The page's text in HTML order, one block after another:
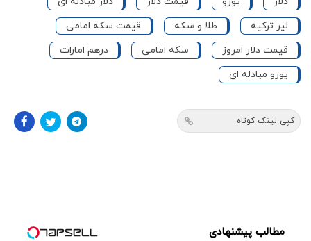
لیر ترکیه
طلا و سکه
قیمت سکه امامی
قیمت دلار امروز
سکه امامی
درهم امارات
یورو مبادله ای
کپی لینک کوتاه
مطالب پیشنهادی